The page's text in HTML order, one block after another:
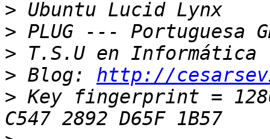
>
>
>
> Blog: http://
> Key fingerprint = 1280